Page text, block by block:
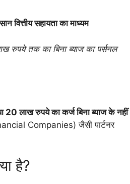
सहायता का माध्यम
रुपये तक का बिना ब्याज का पर्सनल
20 लाख रुपये का कर्ज बिना ब्याज के नहीं
Companies) जैसी पार्टनर
है?